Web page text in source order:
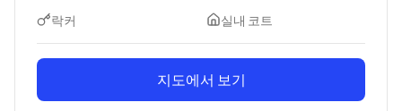
락커
실내 코트
지도에서 보기